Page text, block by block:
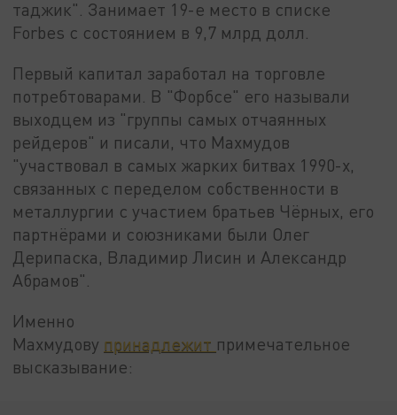
таджик". Занимает 19-е место в списке
Forbes с состоянием в 9,7 млрд долл.
Первый капитал заработал на торговле
потребтоварами. В "Форбсе" его называли
выходцем из "группы самых отчаянных
рейдеров" и писали, что Махмудов
"участвовал в самых жарких битвах 1990-х,
связанных с переделом собственности в
металлургии с участием братьев Чёрных, его
партнёрами и союзниками были Олег
Дерипаска, Владимир Лисин и Александр
Абрамов".
Именно
Махмудову принадлежит примечательное
высказывание: